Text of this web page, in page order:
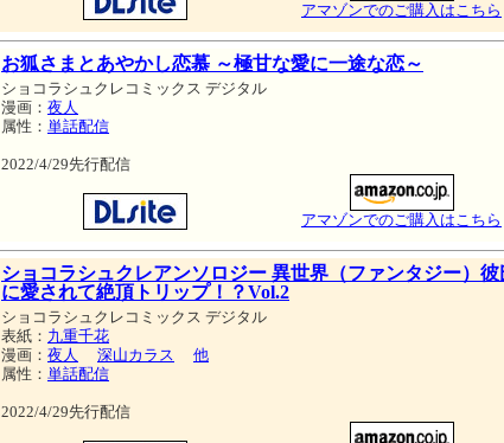
アマゾンでのご購入はこちら
お狐さまとあやかし恋慕 ～極甘な愛に一途な恋～
ショコラシュクレコミックス デジタル
漫画： 夜人
属性： 単話配信
2022/4/29先行配信
アマゾンでのご購入はこちら
ショコラシュクレアンソロジー 異世界（ファンタジー）彼
に愛されて絶頂トリップ！？Vol.2
ショコラシュクレコミックス デジタル
表紙： 九重千花
漫画： 夜人 深山カラス
他
属性： 単話配信
2022/4/29先行配信